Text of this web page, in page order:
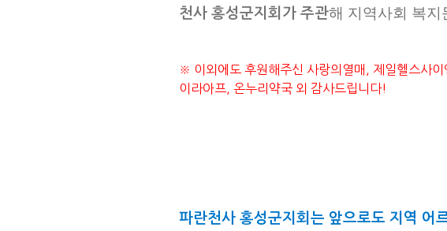
천사 홍성군지회가 주관해 지역사회 복지
※ 이외에도 후원해주신 사랑의열매, 제일헬스사
이라아프, 온누리약국 외 감사드립니다!
파란천사 홍성군지회는 앞으로도 지역 어